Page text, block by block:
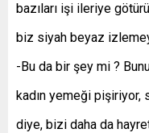
bazıları işi ileriye
biz siyah beyaz
-Bu da bir şey mi ?
kadın yemeği pişiriyor,
diye, bizi daha da